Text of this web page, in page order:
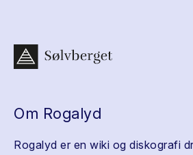
Om Rogalyd
Rogalyd er en wiki og diskografi